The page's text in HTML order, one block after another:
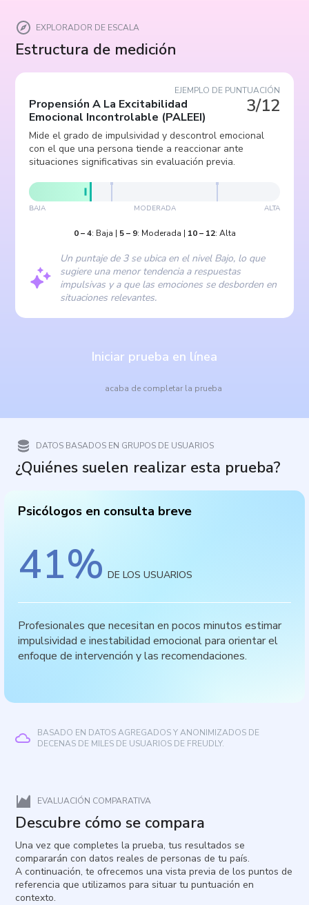
EXPLORADOR DE ESCALA
Estructura de medición
EJEMPLO DE PUNTUACIÓN
3/12
Propensión A La Excitabilidad
Emocional Incontrolable (PALEEI)
Mide el grado de impulsividad y descontrol emocional
con el que una persona tiende a reaccionar ante
situaciones significativas sin evaluación previa.
BAJA MODERADA ALTA
0–4: Baja | 5– 9: Moderada | 10– 12: Alta
Un puntaje de 3 se ubica en el nivel Bajo, lo que
sugiere una menor tendencia a respuestas
impulsivas y a que las emociones se desborden en
situaciones relevantes.
Iniciar prueba en línea
acaba de completar la prueba
DATOS BASADOS EN GRUPOS DE USUARIOS
¿Quiénes suelen realizar esta prueba?
Psicólogos en consulta breve
41% DE LOS USUARIOS
Profesionales que necesitan en pocos minutos estimar
impulsividad e inestabilidad emocional para orientar el
enfoque de intervención y las recomendaciones.
BASADO EN DATOS AGREGADOS Y ANONIMIZADOS DE
DECENAS DE MILES DE USUARIOS DE FREUDLY.
EVALUACIÓN COMPARATIVA
Descubre cómo se compara
Una vez que completes la prueba, tus resultados se
compararán con datos reales de personas de tu país.
A continuación, te ofrecemos una vista previa de los puntos de
referencia que utilizamos para situar tu puntuación en
contexto.